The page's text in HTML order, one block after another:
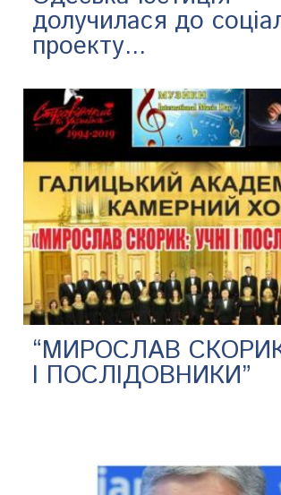
долучилася до
проекту...
“МИРОСЛАВ
І ПОСЛІДОВНИКИ”